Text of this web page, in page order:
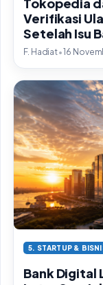
Tokopedia
Verifikasi
Setelah Isu
F. Hadiat•16
5. STARTUP &
Bank Digital